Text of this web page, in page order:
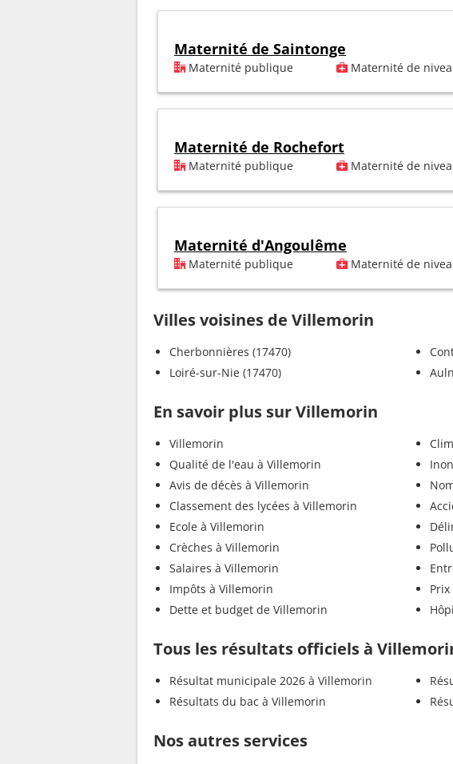
Maternité de Saintonge
Maternité publique Maternité de
Maternité de Rochefort
Maternité publique Maternité de
Maternité d'Angoulême
Maternité publique Maternité de
Villes voisines de Villemorin
Cherbonnières (17470)
Loiré-sur-Nie (17470)
En savoir plus sur Villemorin
Villemorin
Qualité de l'eau à Villemorin
Avis de décès à Villemorin
Classement des lycées à Villemorin
Ecole à Villemorin
Crèches à Villemorin
Salaires à Villemorin
Impôts à Villemorin
Dette et budget de Villemorin
Tous les résultats officiels à
Résultat municipale 2026 à Villemorin
Résultats du bac à Villemorin
Nos autres services